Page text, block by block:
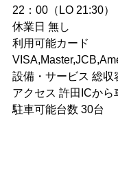
22：00（LO 21:30）
休業日 無し
利用可能カード
設備・サービス 総収
アクセス 許田ICから
駐車可能台数 30台